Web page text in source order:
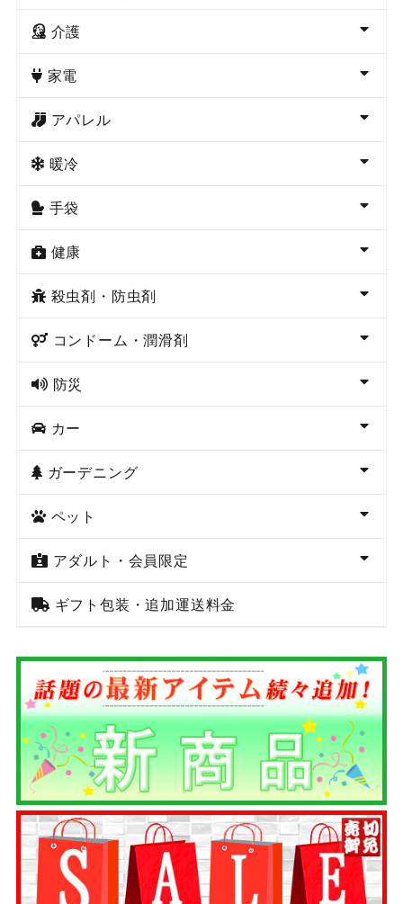
介護
家電
アパレル
暖冷
手袋
健康
殺虫剤・防虫剤
コンドーム・潤滑剤
防災
カー
ガーデニング
ペット
アダルト・会員限定
ギフト包装・追加運送料金